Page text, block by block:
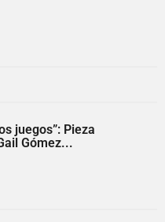
juegos”: Pieza
Gómez...